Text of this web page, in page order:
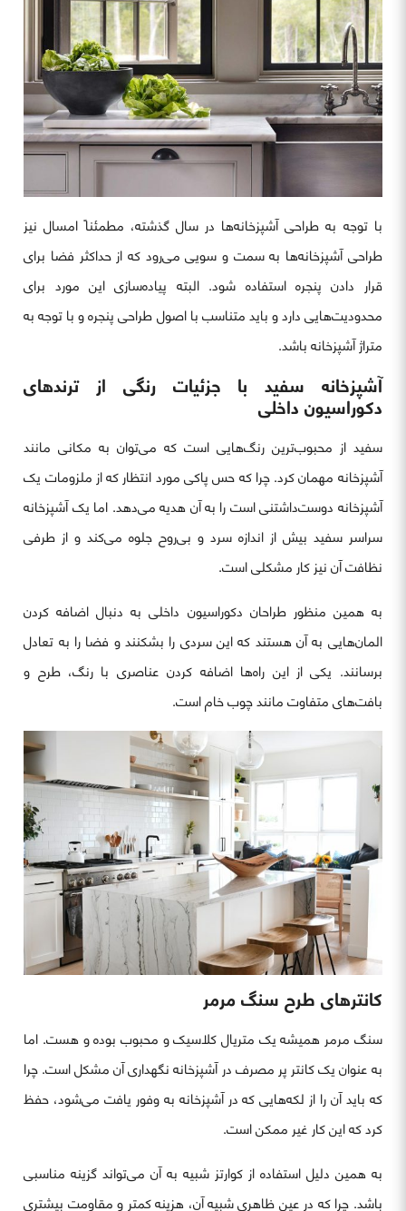
با توجه به طراحی آشپزخانه‌ها در سال گذشته، مطمئناً امسال نیز
طراحی آشپزخانه‌ها به سمت و سویی می‌رود که از حداکثر فضا برای
قرار دادن پنجره استفاده شود. البته پیاده‌سازی این مورد برای
محدودیت‌هایی دارد و باید متناسب با اصول طراحی پنجره و با توجه به
متراژ آشپزخانه باشد.
آشپزخانه سفید با جزئیات رنگی از ترندهای
دکوراسیون داخلی
سفید از محبوب‌ترین رنگ‌هایی است که می‌توان به مکانی مانند
آشپزخانه مهمان کرد. چرا که حس پاکی مورد انتظار که از ملزومات یک
آشپزخانه دوست‌داشتنی است را به آن هدیه می‌دهد. اما یک آشپزخانه
سراسر سفید بیش از اندازه سرد و بی‌روح جلوه می‌کند و از طرفی
نظافت آن نیز کار مشکلی است.
به همین منظور طراحان دکوراسیون داخلی به دنبال اضافه کردن
المان‌هایی به آن هستند که این سردی را بشکنند و فضا را به تعادل
برسانند. یکی از این راه‌ها اضافه کردن عناصری با رنگ، طرح و
بافت‌های متفاوت مانند چوب خام است.
کانترهای طرح سنگ مرمر
سنگ مرمر همیشه یک متریال کلاسیک و محبوب بوده و هست. اما
به عنوان یک کانتر پر مصرف در آشپزخانه نگهداری آن مشکل است. چرا
که باید آن را از لکه‌هایی که در آشپزخانه به وفور یافت می‌شود، حفظ
کرد که این کار غیر ممکن است.
به همین دلیل استفاده از کوارتز شبیه به آن می‌تواند گزینه مناسبی
باشد. چرا که در عین ظاهری شبیه آن، هزینه کمتر و مقاومت بیشتری